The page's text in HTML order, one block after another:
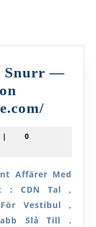
Snurr —
—
Europa
Join
admin@123
|
0
: CDN Tal ,
Vestibul ,
Slå Till .